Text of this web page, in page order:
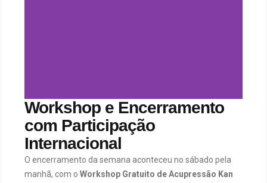
Workshop e Encerramento
com Participação
Internacional
O encerramento da semana aconteceu no sábado pela
manhã, com o Workshop Gratuito de Acupressão Kan